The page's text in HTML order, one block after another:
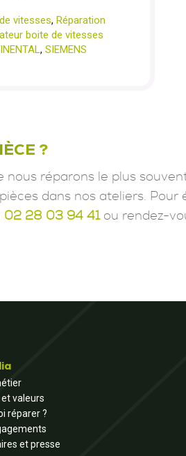
vitesses, Réparation
boite de vitesses
, SIEMENS
?
réparons le plus
dans nos ateliers. Pour
02 28 03 94 41ou rendez-
valeurs
réparer ?
et presse